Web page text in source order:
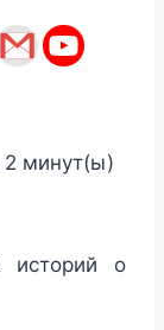
2 минут(ы)